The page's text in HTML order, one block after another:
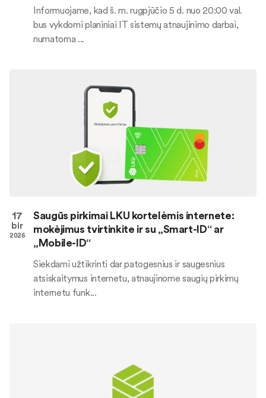
Informuojame, kad š. m. rugpjūčio 5 d. nuo 20:00 val.
bus vykdomi planiniai IT sistemų atnaujinimo darbai,
numatoma ...
17
bir
2026
Saugūs pirkimai LKU kortelėmis internete:
mokėjimus tvirtinkite ir su „Smart-ID“ ar
„Mobile-ID“
Siekdami užtikrinti dar patogesnius ir saugesnius
atsiskaitymus internetu, atnaujinome saugių pirkimų
internetu funk...